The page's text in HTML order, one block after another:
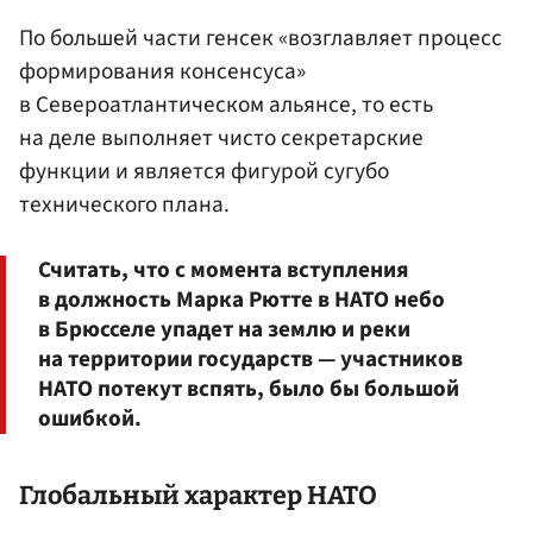
По большей части генсек «возглавляет процесс
формирования консенсуса»
в Североатлантическом альянсе, то есть
на деле выполняет чисто секретарские
функции и является фигурой сугубо
технического плана.
Считать, что с момента вступления
в должность Марка Рютте в НАТО небо
в Брюсселе упадет на землю и реки
на территории государств — участников
НАТО потекут вспять, было бы большой
ошибкой.
Глобальный характер НАТО